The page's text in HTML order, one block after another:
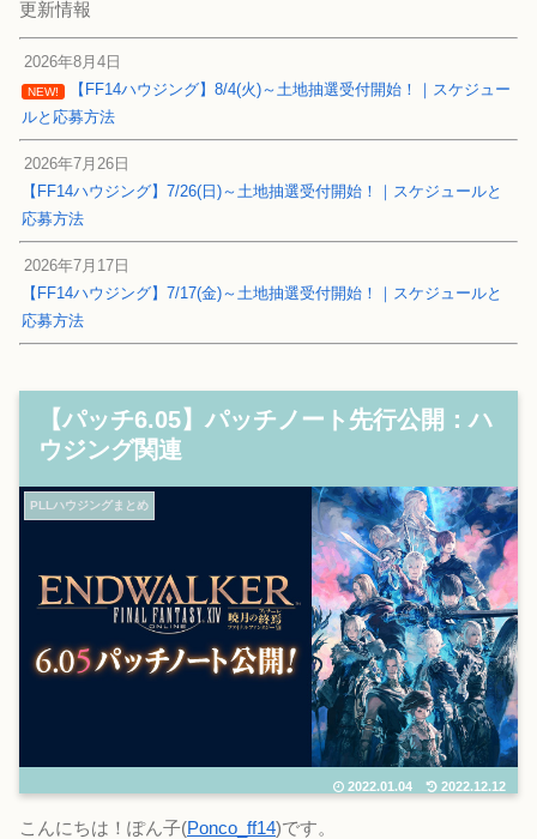
更新情報
2026年8月4日
NEW!
【FF14ハウジング】8/4(火)～土地抽選受付開始！｜スケジュー
ルと応募方法
2026年7月26日
【FF14ハウジング】7/26(日)～土地抽選受付開始！｜スケジュールと
応募方法
2026年7月17日
【FF14ハウジング】7/17(金)～土地抽選受付開始！｜スケジュールと
応募方法
【パッチ6.05】パッチノート先行公開：ハ
ウジング関連
PLLハウジングまとめ
2022.01.04 2022.12.12
こんにちは！ぽん子(Ponco_ff14)です。